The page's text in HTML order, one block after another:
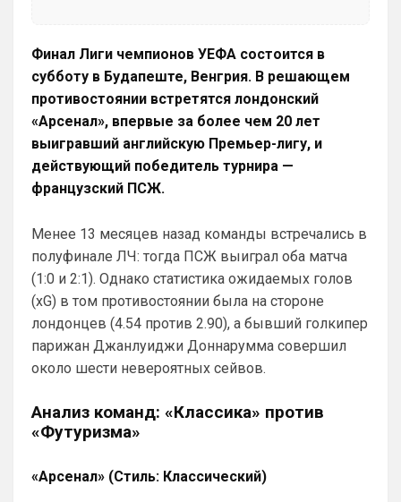
Финал Лиги чемпионов УЕФА состоится в
субботу в Будапеште, Венгрия. В решающем
противостоянии встретятся лондонский
«Арсенал», впервые за более чем 20 лет
выигравший английскую Премьер-лигу, и
действующий победитель турнира —
французский ПСЖ.
Менее 13 месяцев назад команды встречались в
полуфинале ЛЧ: тогда ПСЖ выиграл оба матча
(1:0 и 2:1). Однако статистика ожидаемых голов
(xG) в том противостоянии была на стороне
лондонцев (4.54 против 2.90), а бывший голкипер
парижан Джанлуиджи Доннарумма совершил
около шести невероятных сейвов.
Анализ команд: «Классика» против
«Футуризма»
«Арсенал» (Стиль: Классический)